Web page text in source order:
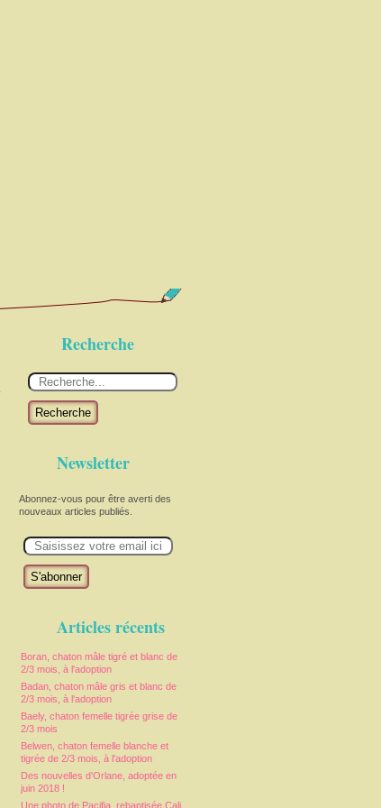
Recherche
Recherche
Newsletter
Abonnez-vous pour être averti des
nouveaux articles publiés.
m
Articles récents
Boran, chaton mâle tigré et blanc de
2/3 mois, à l'adoption
Badan, chaton mâle gris et blanc de
2/3 mois, à l'adoption
Baely, chaton femelle tigrée grise de
2/3 mois
Belwen, chaton femelle blanche et
tigrée de 2/3 mois, à l'adoption
Des nouvelles d'Orlane, adoptée en
juin 2018 !
Une photo de Pacifia, rebaptisée Cali,